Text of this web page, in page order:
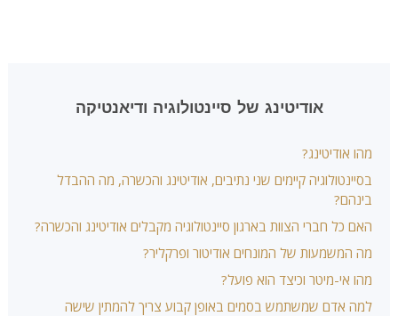
אודיטינג של סיינטולוגיה ודיאנטיקה
מהו אודיטינג?
בסיינטולוגיה קיימים שני נתיבים, אודיטינג והכשרה, מה ההבדל
בינהם?
האם כל חברי הצוות בארגון סיינטולוגיה מקבלים אודיטינג והכשרה?
מה המשמעות של המונחים אודיטור ופרקליר?
מהו אי-מיטר וכיצד הוא פועל?
למה אדם שמשתמש בסמים באופן קבוע צריך להמתין שישה